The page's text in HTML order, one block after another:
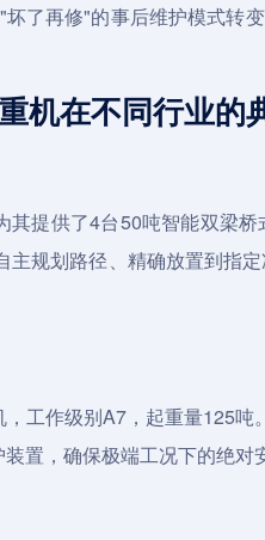
了再修"的事后维护模式转
机在不同行业的
其提供了4台50吨智能双梁桥
规划路径、精确放置到指
工作级别A7，起重量125
置，确保极端工况下的绝对